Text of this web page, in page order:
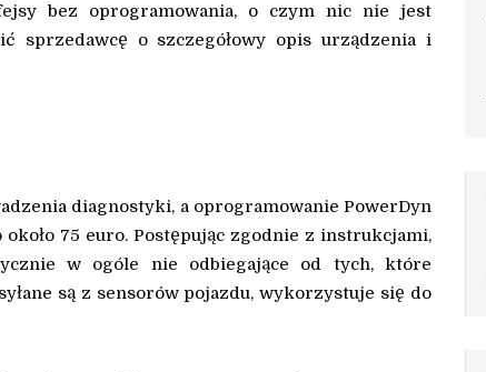
bez oprogramowania, o czym nic nie jest
sprzedawcę o szczegółowy opis urządzenia i
diagnostyki, a oprogramowanie PowerDyn
75 euro. Postępując zgodnie z instrukcjami,
w ogóle nie odbiegające od tych, które
są z sensorów pojazdu, wykorzystuje się do